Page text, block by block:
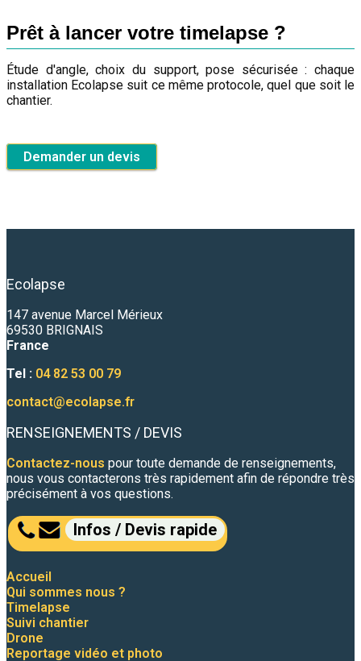
Prêt à lancer votre timelapse ?
Étude d'angle, choix du support, pose sécurisée : chaque
installation Ecolapse suit ce même protocole, quel que soit le
chantier.
Demander un devis
Ecolapse
147 avenue Marcel Mérieux
69530 BRIGNAIS
France
Tel : 04 82 53 00 79
contact@ecolapse.fr
RENSEIGNEMENTS / DEVIS
Contactez-nous pour toute demande de renseignements,
nous vous contacterons très rapidement afin de répondre très
précisément à vos questions.
Infos / Devis rapide
Accueil
Qui sommes nous ?
Timelapse
Suivi chantier
Drone
Reportage vidéo et photo